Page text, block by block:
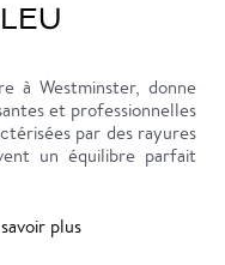
à Westminster, donne
et professionnelles
par des rayures
un équilibre parfait
plus